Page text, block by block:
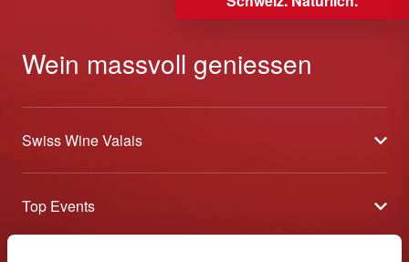
Wein massvoll geniessen
Swiss Wine Valais
Über uns
Allgemeine Geschäftsbedingungen
Top Events
Offene Weinkeller